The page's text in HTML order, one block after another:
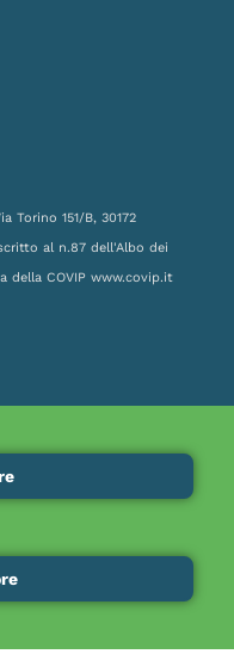
Torino 151/B, 30172
al n.87 dell'Albo dei
della COVIP www.covip.it